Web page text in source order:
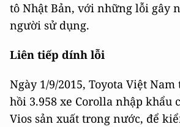
tô Nhật Bản, với những lỗi gây
người sử dụng.
Liên tiếp dính lỗi
Ngày 1/9/2015, Toyota Việt
hồi 3.958 xe Corolla nhập khẩu
Vios sản xuất trong nước, để